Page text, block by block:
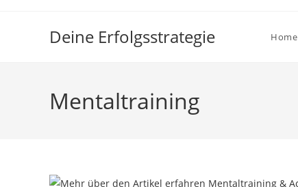
Deine Erfolgsstrategie Home
Mentaltraining